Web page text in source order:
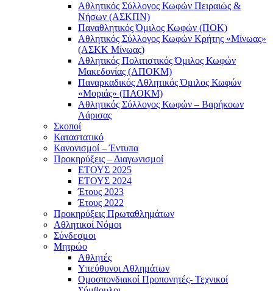
Αθλητικός Σύλλογος Κωφών Πειραιώς &
Νήσων (ΑΣΚΠΝ)
Παναθλητικός Όμιλος Κωφών (ΠΟΚ)
Αθλητικός Σύλλογος Κωφών Κρήτης «Μίνωας»
(ΑΣΚΚ Μίνωας)
Αθλητικός Πολιτιστικός Όμιλος Κωφών
Μακεδονίας (ΑΠΟΚΜ)
Παναρκαδικός Αθλητικός Όμιλος Κωφών
«Μοριάς» (ΠΑΟΚΜ)
Αθλητικός Σύλλογος Κωφών – Βαρήκοων
Λάρισας
Σκοποί
Καταστατικό
Κανονισμοί – Έντυπα
Προκηρύξεις – Διαγωνισμοί
ΕΤΟΥΣ 2025
ΕΤΟΥΣ 2024
Έτους 2023
Έτους 2022
Προκηρύξεις Πρωταθλημάτων
Αθλητικοί Νόμοι
Σύνδεσμοι
Μητρώο
Αθλητές
Υπεύθυνοι Αθλημάτων
Ομοσπονδιακοί Προπονητές- Τεχνικοί